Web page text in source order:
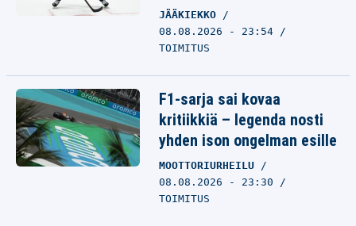
JÄÄKIEKKO
08.08.2026 - 23:54
TOIMITUS
F1-sarja sai kovaa
kritiikkiä – legenda nosti
yhden ison ongelman esille
MOOTTORIURHEILU
08.08.2026 - 23:30
TOIMITUS